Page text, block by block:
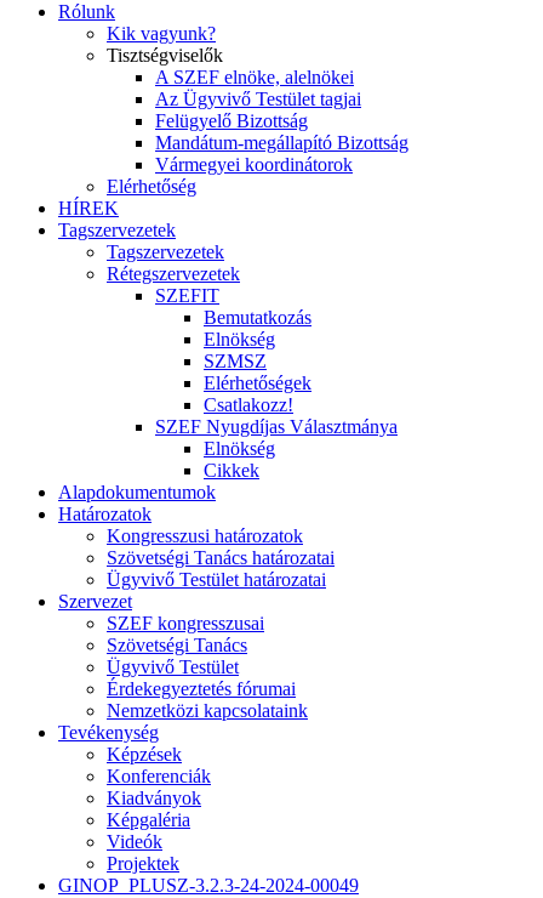
Rólunk
Kik vagyunk?
Tisztségviselők
A SZEF elnöke, alelnökei
Az Ügyvivő Testület tagjai
Felügyelő Bizottság
Mandátum-megállapító Bizottság
Vármegyei koordinátorok
Elérhetőség
HÍREK
Tagszervezetek
Tagszervezetek
Rétegszervezetek
SZEFIT
Bemutatkozás
Elnökség
SZMSZ
Elérhetőségek
Csatlakozz!
SZEF Nyugdíjas Választmánya
Elnökség
Cikkek
Alapdokumentumok
Határozatok
Kongresszusi határozatok
Szövetségi Tanács határozatai
Ügyvivő Testület határozatai
Szervezet
SZEF kongresszusai
Szövetségi Tanács
Ügyvivő Testület
Érdekegyeztetés fórumai
Nemzetközi kapcsolataink
Tevékenység
Képzések
Konferenciák
Kiadványok
Képgaléria
Videók
Projektek
GINOP_PLUSZ-3.2.3-24-2024-00049